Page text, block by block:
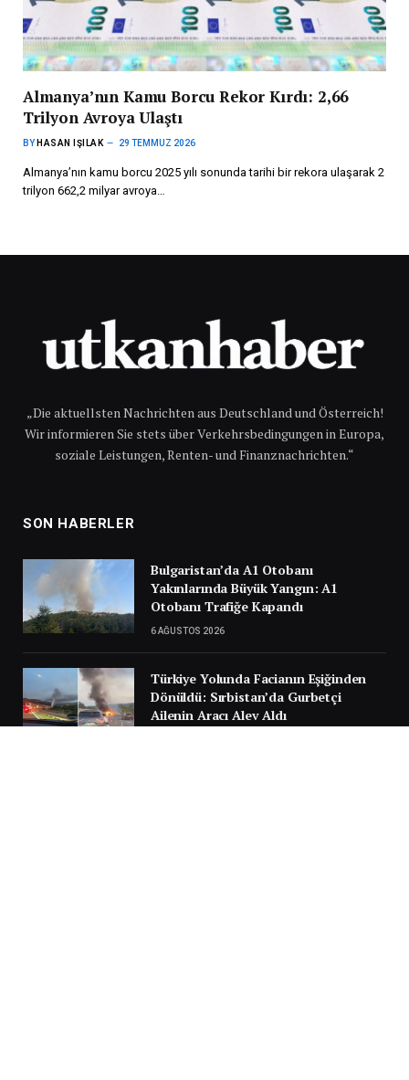
Almanya’nın Kamu Borcu Rekor Kırdı: 2,66
Trilyon Avroya Ulaştı
BY HASAN IŞILAK 29 TEMMUZ 2026
Almanya’nın kamu borcu 2025 yılı sonunda tarihi bir rekora ulaşarak 2
trilyon 662,2 milyar avroya…
„Die aktuellsten Nachrichten aus Deutschland und Österreich!
Wir informieren Sie stets über Verkehrsbedingungen in Europa,
soziale Leistungen, Renten- und Finanznachrichten.“
SON HABERLER
Bulgaristan’da A1 Otobanı
Yakınlarında Büyük Yangın: A1
Otobanı Trafiğe Kapandı
6 AĞUSTOS 2026
Türkiye Yolunda Facianın Eşiğinden
Dönüldü: Sırbistan’da Gurbetçi
Ailenin Aracı Alev Aldı